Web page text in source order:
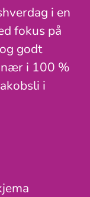
i en
fokus på
godt
i 100 %
i